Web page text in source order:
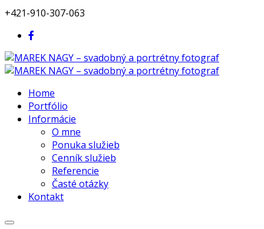
+421-910-307-063
Home
Portfólio
Informácie
O mne
Ponuka služieb
Cenník služieb
Referencie
Časté otázky
Kontakt